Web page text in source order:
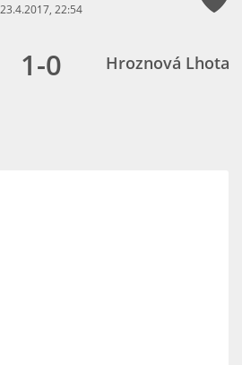
23.4.2017, 22:54
1-0 Hroznová Lhota